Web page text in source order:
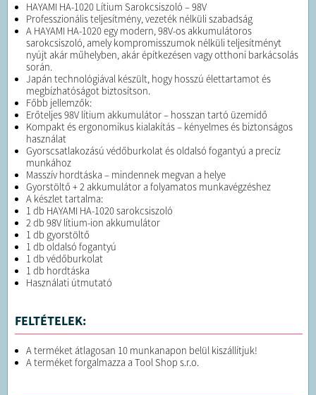
HAYAMI HA-1020 Lítium Sarokcsiszoló – 98V
Professzionális teljesítmény, vezeték nélküli szabadság
A HAYAMI HA-1020 egy modern, 98V-os akkumulátoros
sarokcsiszoló, amely kompromisszumok nélküli teljesítményt
nyújt akár műhelyben, akár építkezésen vagy otthoni barkácsolás
során.
Japán technológiával készült, hogy hosszú élettartamot és
megbízhatóságot biztosítson.
Főbb jellemzők:
Erőteljes 98V lítium akkumulátor – hosszan tartó üzemidő
Kompakt és ergonomikus kialakítás – kényelmes és biztonságos
használat
Gyorscsatlakozású védőburkolat és oldalsó fogantyú a precíz
munkához
Masszív hordtáska – mindennek megvan a helye
Gyorstöltő + 2 akkumulátor a folyamatos munkavégzéshez
A készlet tartalma:
1 db HAYAMI HA-1020 sarokcsiszoló
2 db 98V lítium-ion akkumulátor
1 db gyorstöltő
1 db oldalsó fogantyú
1 db védőburkolat
1 db hordtáska
Használati útmutató
FELTÉTELEK:
A terméket átlagosan 10 munkanapon belül kiszállítjuk!
A terméket forgalmazza a Tool Shop s.r.o.